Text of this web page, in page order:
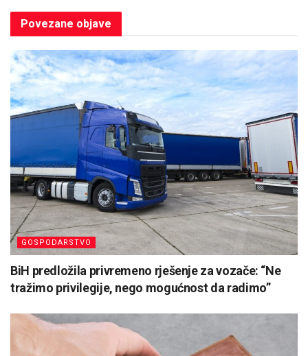
Povezane objave
GOSPODARSTVO
BiH predložila privremeno rješenje za vozače: “Ne
tražimo privilegije, nego mogućnost da radimo”